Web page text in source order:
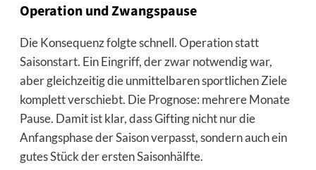
Operation und Zwangspause
Die Konsequenz folgte schnell. Operation statt
Saisonstart. Ein Eingriff, der zwar notwendig war,
aber gleichzeitig die unmittelbaren sportlichen Ziele
komplett verschiebt. Die Prognose: mehrere Monate
Pause. Damit ist klar, dass Gifting nicht nur die
Anfangsphase der Saison verpasst, sondern auch ein
gutes Stück der ersten Saisonhälfte.